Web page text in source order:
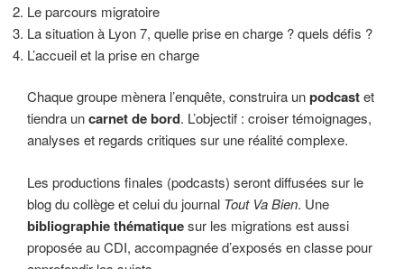
Le parcours migratoire
La situation à Lyon 7, quelle prise en charge ? quels défis ?
L’accueil et la prise en charge
Chaque groupe mènera l’enquête, construira unpodcastet
tiendra uncarnet de bord. L’objectif : croiser témoignages,
analyses et regards critiques sur une réalité complexe.
Les productions finales (podcasts) seront diffusées sur le
blog du collège et celui du journal Tout Va Bien. Une
bibliographie thématiquesur les migrations est aussi
proposée au CDI, accompagnée d’exposés en classe pour